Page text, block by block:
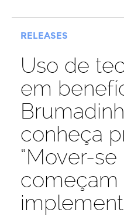
RELEASES
Uso de
em
conheça
“Mover-
começam